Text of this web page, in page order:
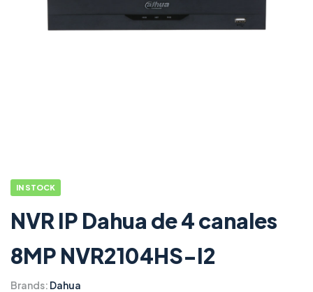
IN STOCK
NVR IP Dahua de 4 canales
8MP NVR2104HS-I2
Brands: Dahua